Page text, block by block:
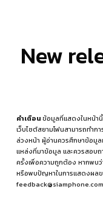
New
คำเตือนข้อมูลที่แสดงในหน้า
เว็บไซต์สยามโฟนสามารถทำก
ล่วงหน้า ผู้อ่านควรศึกษาข้อมูล
แหล่งที่มาข้อมูล และควรสอบ
ครั้งเพื่อความถูกต้อง หากพบ
หรือพบปัญหาในการแสดงผลข
feedback@siamphone.com